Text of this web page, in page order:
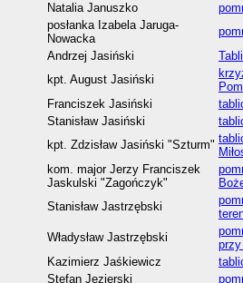
Natalia Januszko
posłanka Izabela Jaruga-
Nowacka
Andrzej Jasiński
kpt. August Jasiński
Franciszek Jasiński
Stanisław Jasiński
kpt. Zdzisław Jasiński "Szturm"
kom. major Jerzy Franciszek
Jaskulski "Zagończyk"
Stanisław Jastrzębski
Władysław Jastrzębski
Kazimierz Jaśkiewicz
Stefan Jezierski